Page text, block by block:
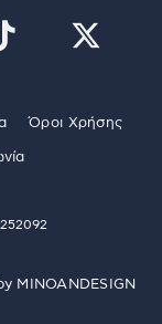
Όροι Χρήσης
MINOANDESIGN